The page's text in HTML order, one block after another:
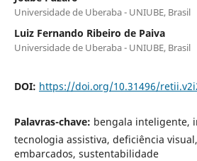
Universidade de Uberaba - UNIUBE, Brasil
Luiz Fernando Ribeiro de Paiva
Universidade de Uberaba - UNIUBE, Brasil
DOI: https://doi.org/10.31496/
Palavras-chave: bengala inteligente,
tecnologia assistiva, deficiência
embarcados, sustentabilidade